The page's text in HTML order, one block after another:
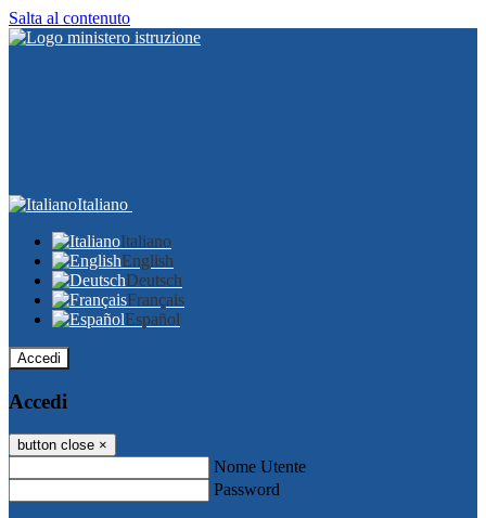
Salta al contenuto
Italiano
Italiano
English
Deutsch
Français
Español
Accedi
Accedi
button close ×
Nome Utente
Password